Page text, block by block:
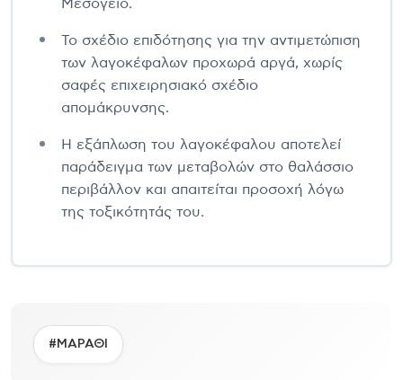
Μεσόγειο.
Το σχέδιο επιδότησης για την αντιμετώπιση
των λαγοκέφαλων προχωρά αργά, χωρίς
σαφές επιχειρησιακό σχέδιο
απομάκρυνσης.
Η εξάπλωση του λαγοκέφαλου αποτελεί
παράδειγμα των μεταβολών στο θαλάσσιο
περιβάλλον και απαιτείται προσοχή λόγω
της τοξικότητάς του.
#ΜΑΡΑΘΙ